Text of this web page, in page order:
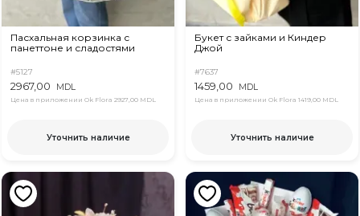
Пасхальная корзинка с
панеттоне и сладостями
#5127
2967,00 MDL
Цена в приложении Ok Flora 2927,00 MDL
Уточнить наличие
Букет с зайками и Киндер
Джой
#7637
1459,00 MDL
Цена в приложении Ok Flora 1419,00 MDL
Уточнить наличие